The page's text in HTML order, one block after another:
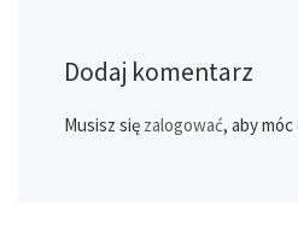
Dodaj komentarz
Musisz się zalogować, aby